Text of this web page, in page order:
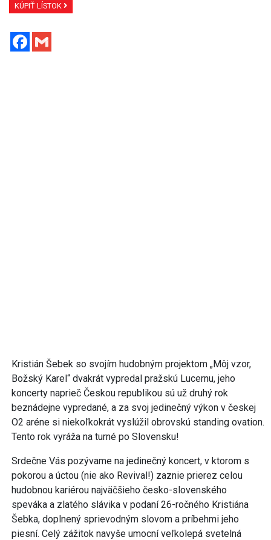
KÚPIŤ LÍSTOK
Facebook
Kristián Šebek so svojím hudobným projektom „Môj vzor,
Božský Karel“ dvakrát vypredal pražskú Lucernu, jeho
koncerty naprieč Českou republikou sú už druhý rok
beznádejne vypredané, a za svoj jedinečný výkon v českej
O2 aréne si niekoľkokrát vyslúžil obrovskú standing ovation.
Tento rok vyráža na turné po Slovensku!
Srdečne Vás pozývame na jedinečný koncert, v ktorom s
pokorou a úctou (nie ako Revival!) zaznie prierez celou
hudobnou kariérou najväčšieho česko-slovenského
speváka a zlatého slávika v podaní 26-ročného Kristiána
Šebka, doplnený sprievodným slovom a príbehmi jeho
piesní. Celý zážitok navyše umocní veľkolepá svetelná